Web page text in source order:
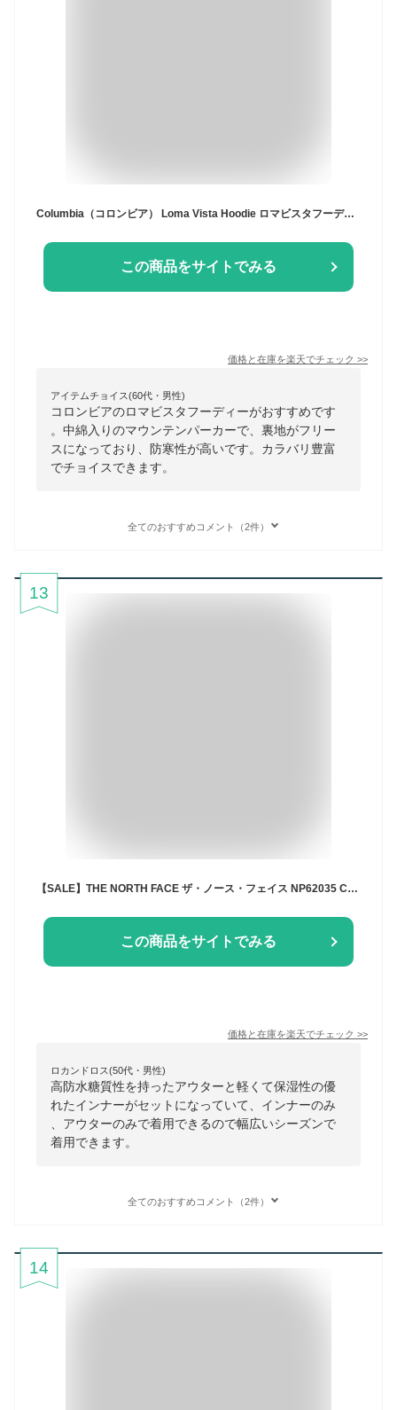
Columbia（コロンビア） Loma Vista Hoodie ロマビスタフーディー 裏地 フリース 使い 中綿 ジャケット メンズ レディース アウター ブルゾン マウンテン パーカー 2024-2025モデル アウトドア キャンプ 山登り 冬 防寒 通勤 通学 【XM4292】
この商品をサイトでみる
価格と在庫を楽天でチェック >>
アイテムチョイス(60代・男性)
コロンビアのロマビスタフーディーがおすすめです
。中綿入りのマウンテンパーカーで、裏地がフリー
スになっており、防寒性が高いです。カラバリ豊富
でチョイスできます。
全てのおすすめコメント（2件）
13
【SALE】THE NORTH FACE ザ・ノース・フェイス NP62035 CASSIUS TRICLIMATE JACKET カシウストリクライメイトジャケット マウンテンパーカー 中わた インナー ジャケット セット 3WAY 防水 防寒 撥水 アウター アウトドア メンズ レディース 3カラー 国内正規 2023AW 30%OFF
この商品をサイトでみる
価格と在庫を楽天でチェック >>
ロカンドロス(50代・男性)
高防水糖質性を持ったアウターと軽くて保湿性の優
れたインナーがセットになっていて、インナーのみ
、アウターのみで着用できるので幅広いシーズンで
着用できます。
全てのおすすめコメント（2件）
14